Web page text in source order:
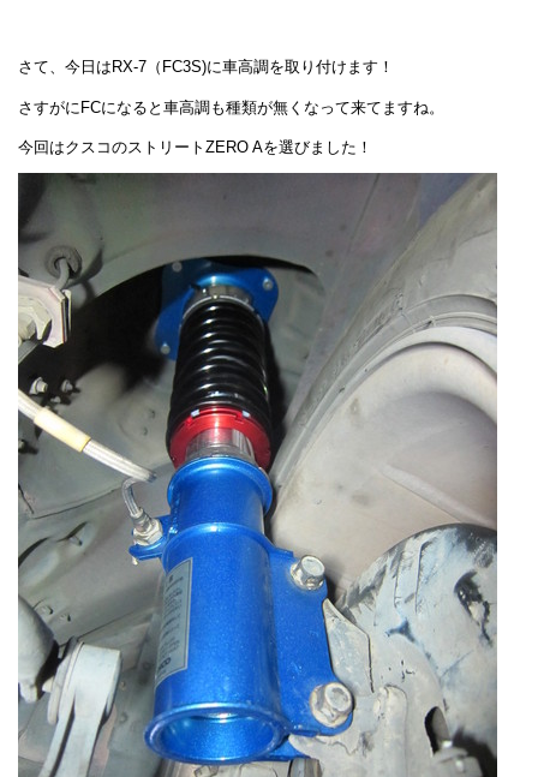
さて、今日はRX-7（FC3S)に車高調を取り付けます！
さすがにFCになると車高調も種類が無くなって来てますね。
今回はクスコのストリートZERO Aを選びました！